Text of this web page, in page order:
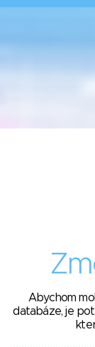
Abychom
databáze, je